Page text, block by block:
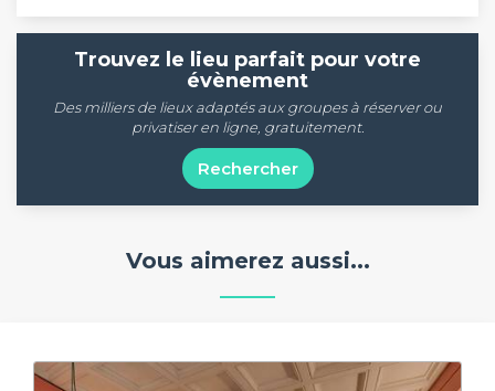
Trouvez le lieu parfait pour votre
évènement
Des milliers de lieux adaptés aux groupes à réserver ou
privatiser en ligne, gratuitement.
Rechercher
Vous aimerez aussi...